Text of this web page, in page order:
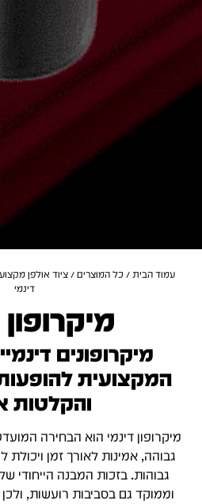
עמוד הבית / כל המוצרים / ציוד אולפן
דינמי
מיקרופונים
המקצועית
והקלטות
מיקרופון דינמי הוא הבחירה
גבוהה, אמינות לאורך זמן
גבוהות. בזכות המבנה הייחודי
וממוקד גם בסביבות רועשות,